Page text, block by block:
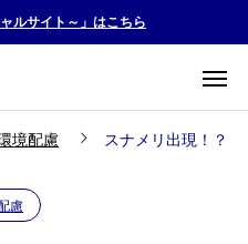
ルサイト～」はこちら
境配慮 スナメリ出現！？
慮